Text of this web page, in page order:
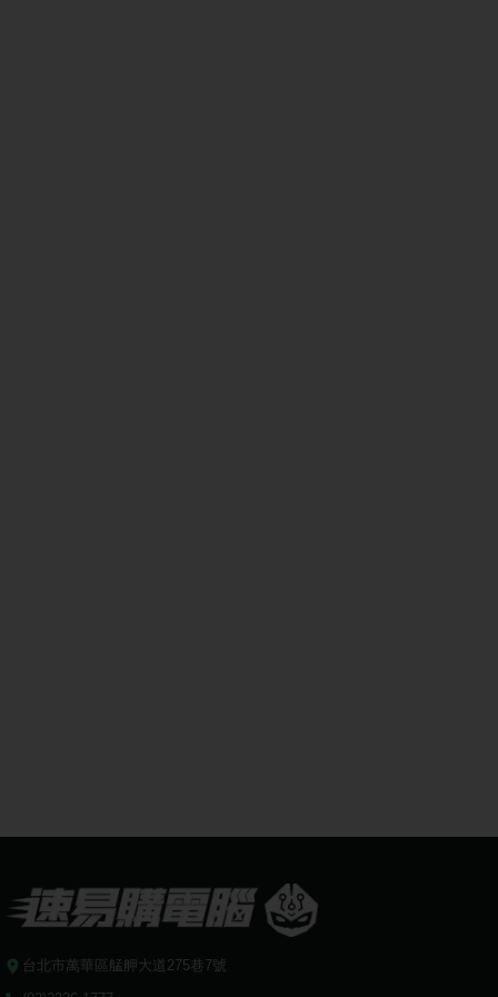
台北市萬華區艋舺大道275巷7號